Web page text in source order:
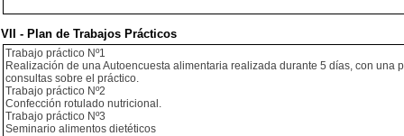
VII - Plan de Trabajos Prácticos
Trabajo práctico Nº1
Realización de una Autoencuesta alimentaria realizada durante 5 días, con
consultas sobre el práctico.
Trabajo práctico Nº2
Confección rotulado nutricional.
Trabajo práctico Nº3
Seminario alimentos dietéticos